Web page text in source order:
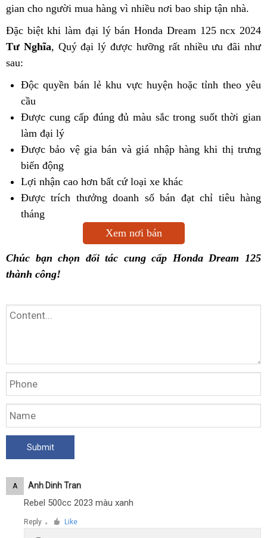
gian cho người mua hàng vì nhiều nơi bao ship tận nhà.
Đặc biệt khi làm đại lý bán Honda Dream 125 ncx 2024
Tư Nghĩa, Quý đại lý được hưỡng rất nhiều ưu đãi như
sau:
Độc quyền bán lẻ khu vực huyện hoặc tỉnh theo yêu
cầu
Được cung cấp đúng đủ màu sắc trong suốt thời gian
làm đại lý
Được bảo vệ gia bán và giá nhập hàng khi thị trưng
biến động
Lợi nhận cao hơn bất cứ loại xe khác
Được trích thưởng doanh số bán đạt chỉ tiêu hàng
tháng
Xem nơi bán
Chúc bạn chọn đối tác cung cấp Honda Dream 125
thành công!
A Anh Dinh Tran
Rebel 500cc 2023 màu xanh
Reply ● Like